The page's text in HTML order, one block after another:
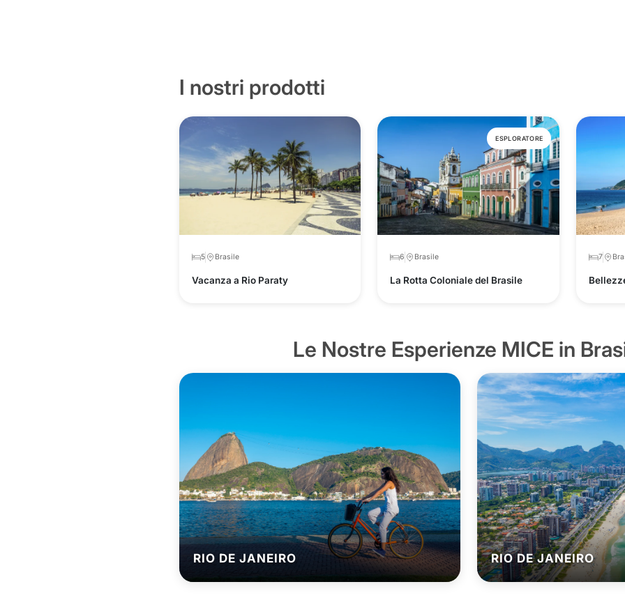
I nostri prodotti
5 Brasile
Vacanza a Rio Paraty
ESPLORATORE
6 Brasile
La Rotta Coloniale del Brasile
7
Le Nostre Esperienze MICE in
RIO DE JANEIRO RIO DE JANEIRO